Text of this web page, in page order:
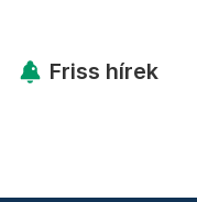
Friss hírek